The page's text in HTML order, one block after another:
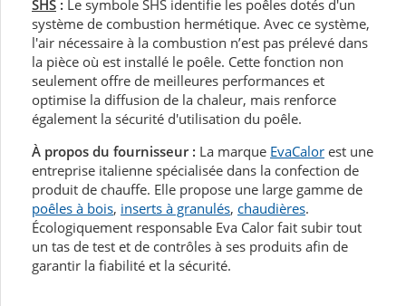
SHS : Le symbole SHS identifie les poêles dotés d'un
système de combustion hermétique. Avec ce système,
l'air nécessaire à la combustion n’est pas prélevé dans
la pièce où est installé le poêle. Cette fonction non
seulement offre de meilleures performances et
optimise la diffusion de la chaleur, mais renforce
également la sécurité d'utilisation du poêle.
À propos du fournisseur : La marque EvaCalor est une
entreprise italienne spécialisée dans la confection de
produit de chauffe. Elle propose une large gamme de
poêles à bois, inserts à granulés, chaudières.
Écologiquement responsable Eva Calor fait subir tout
un tas de test et de contrôles à ses produits afin de
garantir la fiabilité et la sécurité.